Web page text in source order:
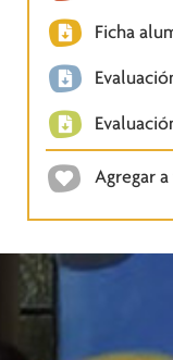
Ficha
Agregar